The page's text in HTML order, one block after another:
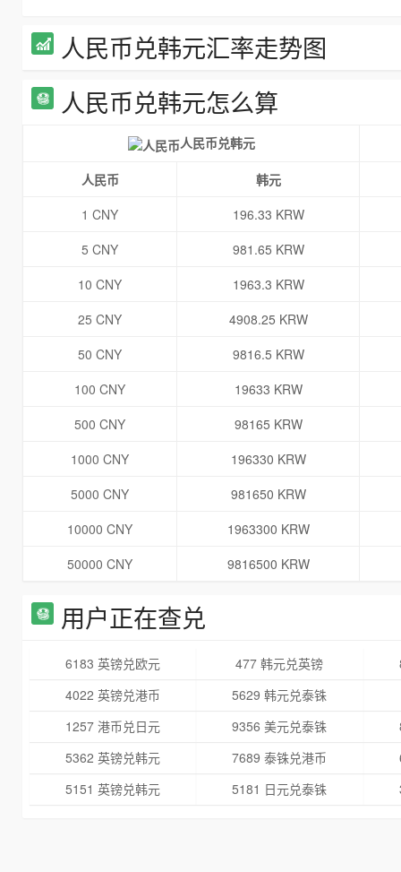
人民币兑韩元汇率走势图
人民币兑韩元怎么算
人民币兑韩元
人民币
韩元
1 CNY
196.33 KRW
5 CNY
981.65 KRW
10 CNY
1963.3 KRW
25 CNY
4908.25 KRW
50 CNY
9816.5 KRW
100 CNY
19633 KRW
500 CNY
98165 KRW
1000 CNY
196330 KRW
5000 CNY
981650 KRW
10000 CNY
1963300 KRW
50000 CNY
9816500 KRW
用户正在查兑
6183 英镑兑欧元 477 韩元兑英镑
4022 英镑兑港币
5629 韩元兑泰铢
1257 港币兑日元
9356 美元兑泰铢
5362 英镑兑韩元
7689 泰铢兑港币
5151 英镑兑韩元
5181 日元兑泰铢